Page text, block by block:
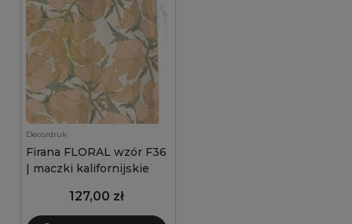
Decordruk
Firana FLORAL wzór F36
| maczki kalifornijskie
127,00 zł